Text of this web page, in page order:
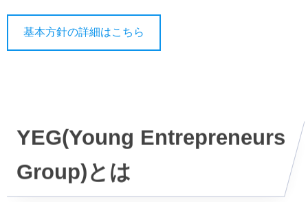
基本方針の詳細はこちら
YEG(Young Entrepreneurs
Group)とは